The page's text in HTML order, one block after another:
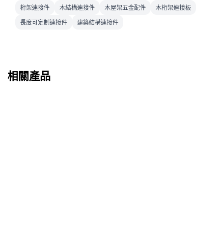
桁架連接件
木結構連接件 木屋架五金配件
木桁架連接板
長度可定制連接件
建築結構連接件
相關產品